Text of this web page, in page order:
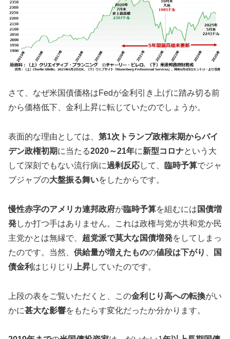
さて、なぜ米国債価格はFedが金利引き上げに踏み切る前
から価格低下、金利上昇に転じていたのでしょうか。
表面的な理由としては、 第1次トランプ政権末期からバイ
デン政権初期に当たる2020～21年に新型コロナという大
して深刻でもない流行病に過剰反応して、 臨時予算でジャ
ブジャブの大盤振る舞いをしたからです。
慢性赤字のアメリカ連邦政府が臨時予算を組むには 国債増
発しか打つ手はありません。これは政権与党が共和党か民
主党かとは無縁で、 超党派で莫大な国債増発をしてしまっ
たのです。当然、 供給量が増えたものの値段は下がり
国
債金利 はじりじり 上昇していたのです。
上段の表をご覧いただくと、この金利じり高への転換がい
かに甚大な影響をもたらす変化だったか分かります。